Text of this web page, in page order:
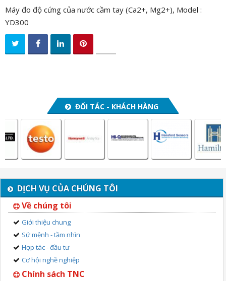
Máy đo độ cứng của nước cầm tay (Ca2+, Mg2+), Model :
YD300
ĐỐI TÁC - KHÁCH HÀNG
DỊCH VỤ CỦA CHÚNG TÔI
Về chúng tôi
Giới thiệu chung
Sứ mệnh - tầm nhìn
Hợp tác - đầu tư
Cơ hội nghề nghiệp
Chính sách TNC